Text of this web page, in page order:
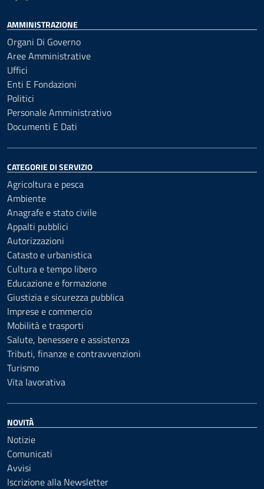
AMMINISTRAZIONE
Organi Di Governo
Aree Amministrative
Uffici
Enti E Fondazioni
Politici
Personale Amministrativo
Documenti E Dati
CATEGORIE DI SERVIZIO
Agricoltura e pesca
Ambiente
Anagrafe e stato civile
Appalti pubblici
Autorizzazioni
Catasto e urbanistica
Cultura e tempo libero
Educazione e formazione
Giustizia e sicurezza pubblica
Imprese e commercio
Mobilità e trasporti
Salute, benessere e assistenza
Tributi, finanze e contravvenzioni
Turismo
Vita lavorativa
NOVITÀ
Notizie
Comunicati
Avvisi
Iscrizione alla Newsletter